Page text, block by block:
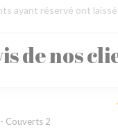
de nos
Couverts 2
ayant réservé ont